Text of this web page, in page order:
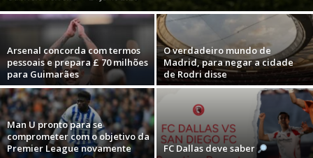
Arsenal concorda com termos
pessoais e prepara £ 70 milhões
para Guimarães
O verdadeiro mundo de
Madrid, para negar a cidade
de Rodri disse
Man U pronto para se
comprometer com o objetivo da
Premier League novamente
FC Dallas deve saber